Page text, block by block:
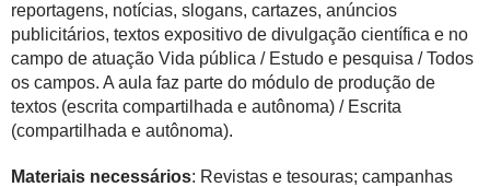
reportagens, notícias, slogans, cartazes, anúncios
publicitários, textos expositivo de divulgação científica e no
campo de atuação Vida pública / Estudo e pesquisa / Todos
os campos. A aula faz parte do módulo de produção de
textos (escrita compartilhada e autônoma) / Escrita
(compartilhada e autônoma).
Materiais necessários: Revistas e tesouras; campanhas